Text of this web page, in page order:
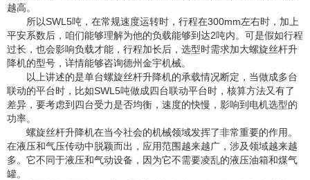
越高。
所以SWL5吨，在常规速度运转时，行程在300mm左右时，加上
平安系数后，咱们能够理解为他的负载能够到达2吨内。可是假如行程
过长，也会影响负载才能，行程加长后，选型时需求加大螺旋丝杆升
降机的型号，详情能够咨询德州金宇机械。
以上讲述的是单台螺旋丝杆升降机的承载情况断定，当做成多台
联动的平台时，比如SWL5吨做成四台联动平台时，核算方法又有了
差异，要考虑到四台受力是否均衡，速度的快慢，影响到电机选型的
功率。
螺旋丝杆升降机在当今社会的机械领域发挥了非常重要的作用。
在液压和气压传动中脱颖而出，应用范围越来越广，涉及领域越来越
多。它不同于液压和气动设备，因为它不需要凌乱的液压油箱和煤气
罐。